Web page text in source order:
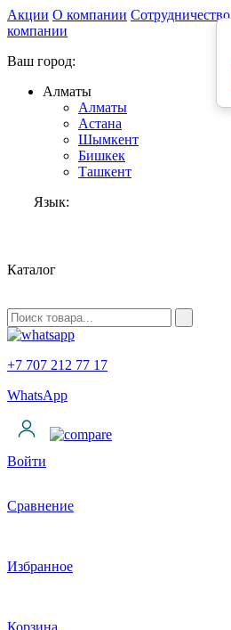
Акции О компании Сотрудничество
компании
Ваш город:
Алматы
Алматы
Астана
Шымкент
Бишкек
Ташкент
Язык:
Каталог
+7 707 212 77 17
WhatsApp
Войти
Сравнение
Избранное
Корзина